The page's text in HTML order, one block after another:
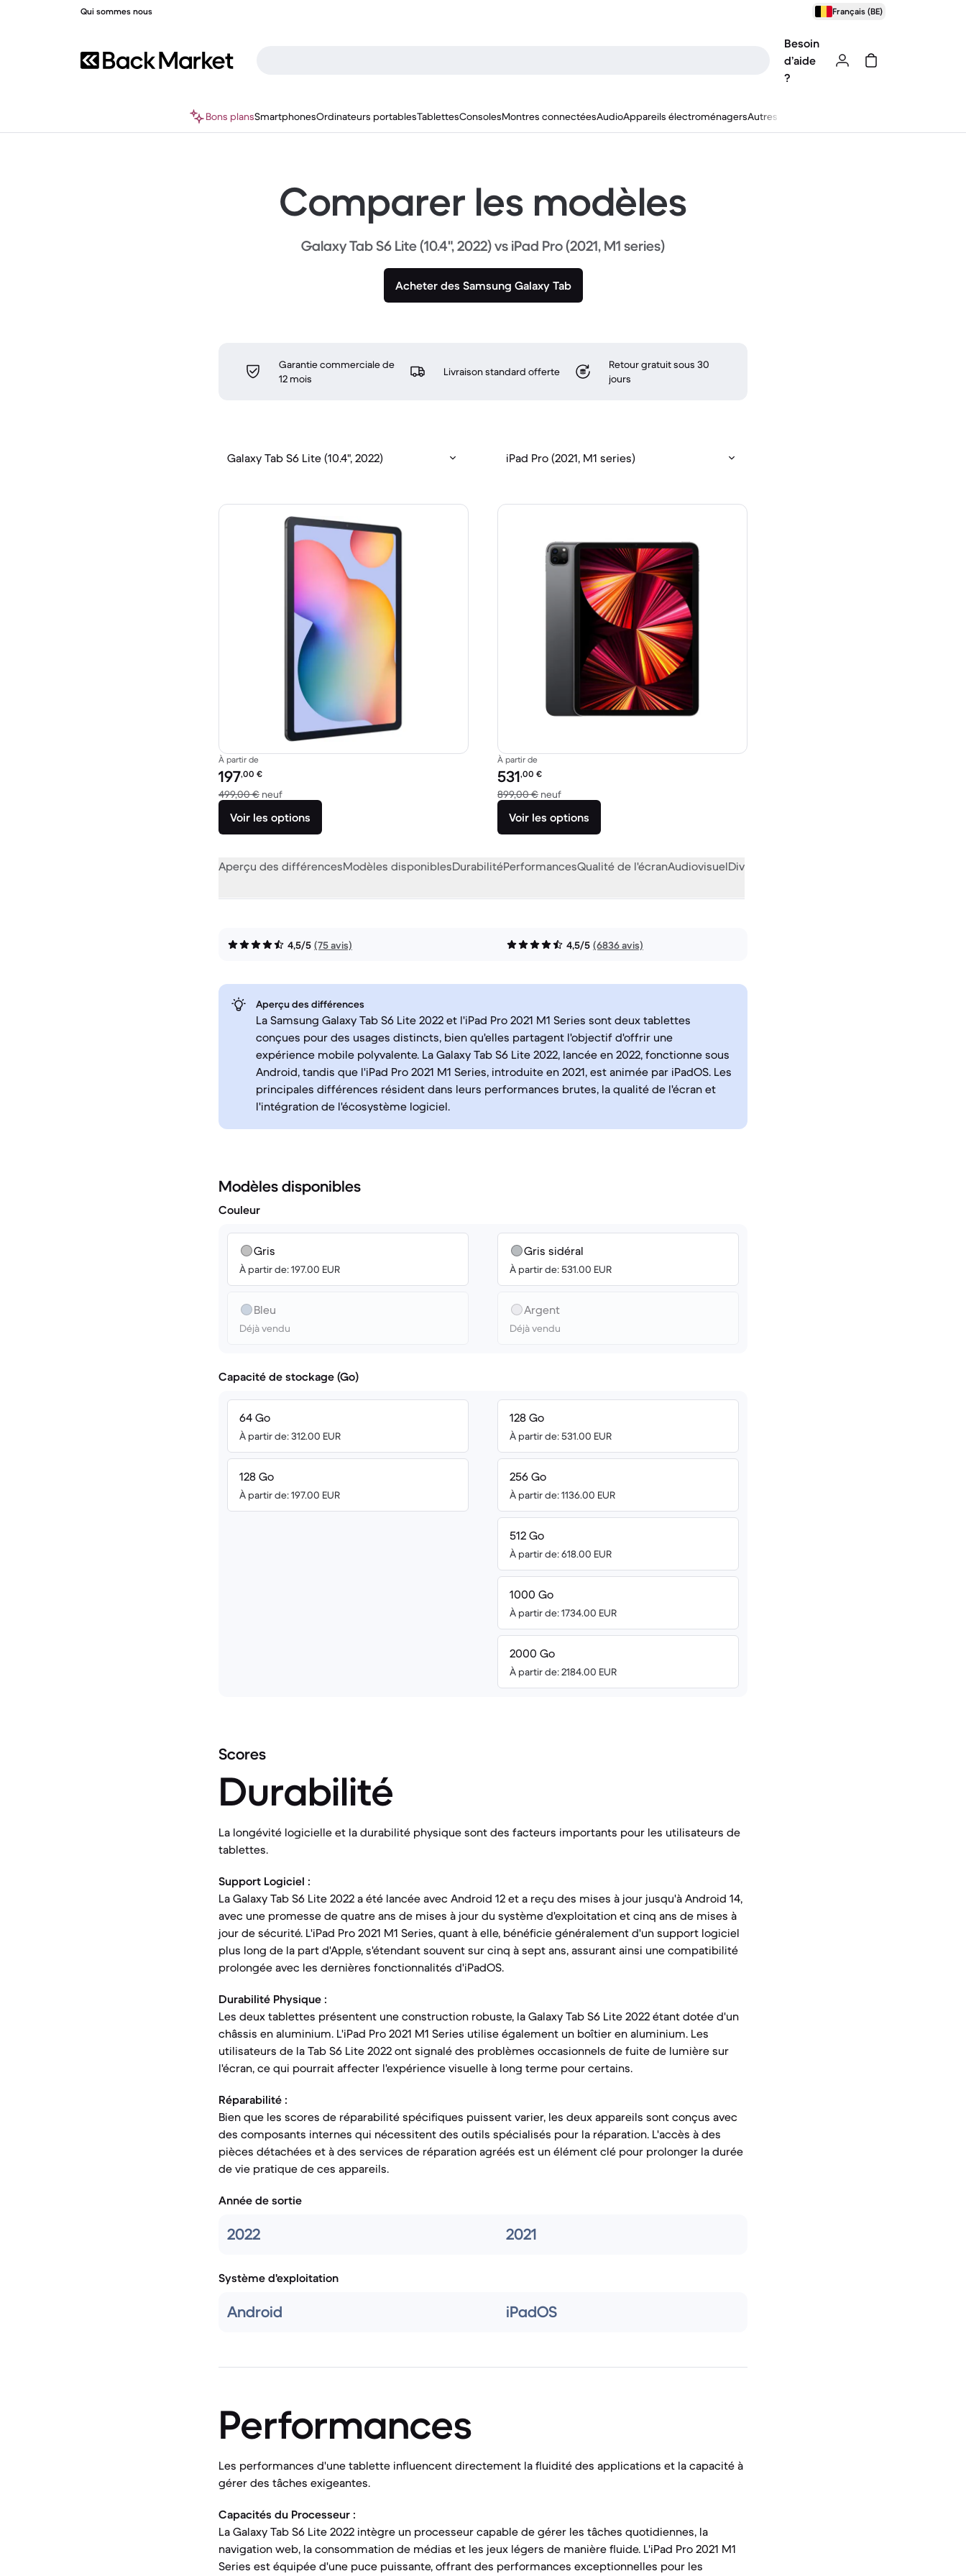
Qui sommes nous Français (BE)
Besoin
d’aide
?
Bons plansSmartphonesOrdinateurs portablesTablettesConsolesMontres connectéesAudioAppareils électroménagersAutres
Comparer les modèles
Galaxy Tab S6 Lite (10.4", 2022) vs iPad Pro (2021, M1 series)
Acheter des Samsung Galaxy Tab
Garantie commerciale de
12 mois
Livraison standard offerte
Retour gratuit sous 30
jours
Galaxy Tab S6 Lite (10.4", 2022) iPad Pro (2021, M1 series)
À partir de
Prix reconditionné :
197,00 €
499,00 € neufcontre 499,00 € neuf
Voir les options
À partir de
Prix reconditionné :
531,00 €
899,00 € neufcontre 899,00 € neuf
Voir les options
Aperçu des différencesModèles disponiblesDurabilitéPerformancesQualité de l'écranAudiovisuelDivers
4,5/5 (75 avis) 4,5/5 (6836 avis)
Aperçu des différences
La Samsung Galaxy Tab S6 Lite 2022 et l'iPad Pro 2021 M1 Series sont deux tablettes
conçues pour des usages distincts, bien qu'elles partagent l'objectif d'offrir une
expérience mobile polyvalente. La Galaxy Tab S6 Lite 2022, lancée en 2022, fonctionne sous
Android, tandis que l'iPad Pro 2021 M1 Series, introduite en 2021, est animée par iPadOS. Les
principales différences résident dans leurs performances brutes, la qualité de l'écran et
l'intégration de l'écosystème logiciel.
Modèles disponibles
Couleur
Gris
À partir de: 197.00 EUR
Bleu
Déjà vendu
Gris sidéral
À partir de: 531.00 EUR
Argent
Déjà vendu
Capacité de stockage (Go)
64 Go
À partir de: 312.00 EUR
128 Go
À partir de: 197.00 EUR
128 Go
À partir de: 531.00 EUR
256 Go
À partir de: 1136.00 EUR
512 Go
À partir de: 618.00 EUR
1000 Go
À partir de: 1734.00 EUR
2000 Go
À partir de: 2184.00 EUR
Scores
Durabilité
La longévité logicielle et la durabilité physique sont des facteurs importants pour les utilisateurs de
tablettes.
Support Logiciel :
La Galaxy Tab S6 Lite 2022 a été lancée avec Android 12 et a reçu des mises à jour jusqu'à Android 14,
avec une promesse de quatre ans de mises à jour du système d'exploitation et cinq ans de mises à
jour de sécurité. L'iPad Pro 2021 M1 Series, quant à elle, bénéficie généralement d'un support logiciel
plus long de la part d'Apple, s'étendant souvent sur cinq à sept ans, assurant ainsi une compatibilité
prolongée avec les dernières fonctionnalités d'iPadOS.
Durabilité Physique :
Les deux tablettes présentent une construction robuste, la Galaxy Tab S6 Lite 2022 étant dotée d'un
châssis en aluminium. L'iPad Pro 2021 M1 Series utilise également un boîtier en aluminium. Les
utilisateurs de la Tab S6 Lite 2022 ont signalé des problèmes occasionnels de fuite de lumière sur
l'écran, ce qui pourrait affecter l'expérience visuelle à long terme pour certains.
Réparabilité :
Bien que les scores de réparabilité spécifiques puissent varier, les deux appareils sont conçus avec
des composants internes qui nécessitent des outils spécialisés pour la réparation. L'accès à des
pièces détachées et à des services de réparation agréés est un élément clé pour prolonger la durée
de vie pratique de ces appareils.
Année de sortie
2022 2021
Système d'exploitation
Android iPadOS
Performances
Les performances d'une tablette influencent directement la fluidité des applications et la capacité à
gérer des tâches exigeantes.
Capacités du Processeur :
La Galaxy Tab S6 Lite 2022 intègre un processeur capable de gérer les tâches quotidiennes, la
navigation web, la consommation de médias et les jeux légers de manière fluide. L'iPad Pro 2021 M1
Series est équipée d'une puce puissante, offrant des performances exceptionnelles pour les